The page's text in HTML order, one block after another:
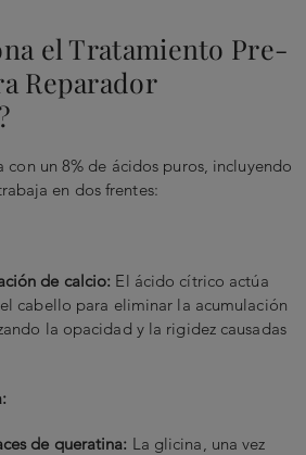
el Tratamiento Pre-
Reparador
con un 8% de ácidos puros, incluyendo
en dos frentes:
de calcio: El ácido cítrico actúa
cabello para eliminar la acumulación
la opacidad y la rigidez causadas
de queratina: La glicina, una vez